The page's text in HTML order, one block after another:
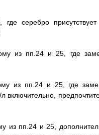
серебро
из пп.24 и 25, где
из пп.24 и 25, где
включительно,
из пп.24 и 25,